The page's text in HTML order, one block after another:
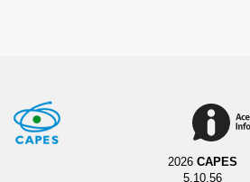
2026 CAPES
5.10.56